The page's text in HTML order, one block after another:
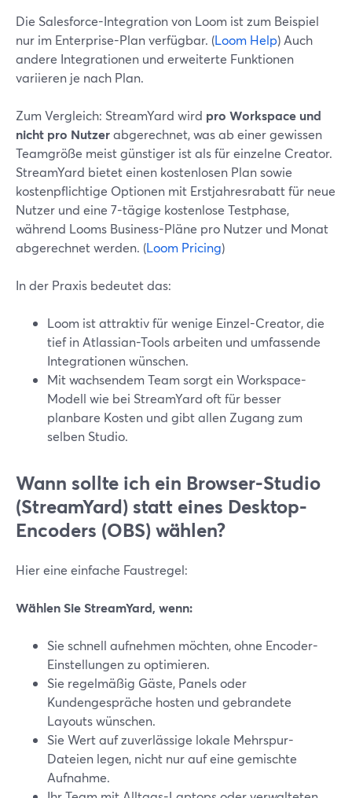
Die Salesforce-Integration von Loom ist zum Beispiel
nur im Enterprise-Plan verfügbar. (Loom Help) Auch
andere Integrationen und erweiterte Funktionen
variieren je nach Plan.
Zum Vergleich: StreamYard wird pro Workspace und
nicht pro Nutzerabgerechnet, was ab einer gewissen
Teamgröße meist günstiger ist als für einzelne Creator.
StreamYard bietet einen kostenlosen Plan sowie
kostenpflichtige Optionen mit Erstjahresrabatt für neue
Nutzer und eine 7-tägige kostenlose Testphase,
während Looms Business-Pläne pro Nutzer und Monat
abgerechnet werden. (Loom Pricing)
In der Praxis bedeutet das:
Loom ist attraktiv für wenige Einzel-Creator, die
tief in Atlassian-Tools arbeiten und umfassende
Integrationen wünschen.
Mit wachsendem Team sorgt ein Workspace-
Modell wie bei StreamYard oft für besser
planbare Kosten und gibt allen Zugang zum
selben Studio.
Wann sollte ich ein Browser-Studio
(StreamYard) statt eines Desktop-
Encoders (OBS) wählen?
Hier eine einfache Faustregel:
Wählen Sie StreamYard, wenn:
Sie schnell aufnehmen möchten, ohne Encoder-
Einstellungen zu optimieren.
Sie regelmäßig Gäste, Panels oder
Kundengespräche hosten und gebrandete
Layouts wünschen.
Sie Wert auf zuverlässige lokale Mehrspur-
Dateien legen, nicht nur auf eine gemischte
Aufnahme.